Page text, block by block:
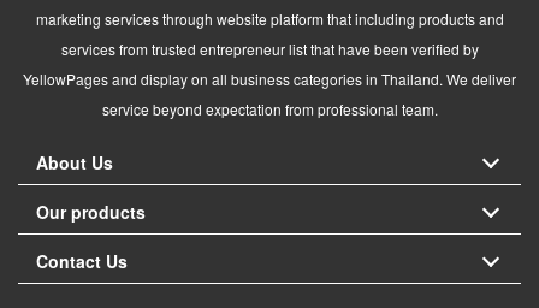
marketing services through website platform that including products and
services from trusted entrepreneur list that have been verified by
YellowPages and display on all business categories in Thailand. We deliver
service beyond expectation from professional team.
About Us
Our products
Contact Us